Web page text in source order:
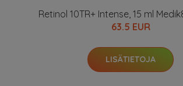
Retinol 10TR+ Intense, 15 ml
63.5 EUR
LISÄTIETOJA